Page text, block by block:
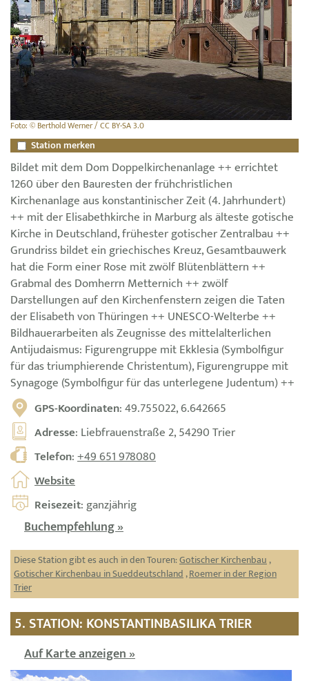
Foto: © Berthold Werner / CC BY-SA 3.0
Station merken
Bildet mit dem Dom Doppelkirchenanlage ++ errichtet
1260 über den Bauresten der frühchristlichen
Kirchenanlage aus konstantinischer Zeit (4. Jahrhundert)
++ mit der Elisabethkirche in Marburg als älteste gotische
Kirche in Deutschland, frühester gotischer Zentralbau ++
Grundriss bildet ein griechisches Kreuz, Gesamtbauwerk
hat die Form einer Rose mit zwölf Blütenblättern ++
Grabmal des Domherrn Metternich ++ zwölf
Darstellungen auf den Kirchenfenstern zeigen die Taten
der Elisabeth von Thüringen ++ UNESCO-Welterbe ++
Bildhauerarbeiten als Zeugnisse des mittelalterlichen
Antijudaismus: Figurengruppe mit Ekklesia (Symbolfigur
für das triumphierende Christentum), Figurengruppe mit
Synagoge (Symbolfigur für das unterlegene Judentum) ++
GPS-Koordinaten: 49.755022, 6.642665
Adresse: Liebfrauenstraße 2, 54290 Trier
Telefon:+49 651 978080
Website
Reisezeit: ganzjährig
Buchempfehlung »
Diese Station gibt es auch in den Touren:Gotischer Kirchenbau,
Gotischer Kirchenbau in Sueddeutschland,Roemer in der Region
Trier
5. STATION: KONSTANTINBASILIKA TRIER
Auf Karte anzeigen »